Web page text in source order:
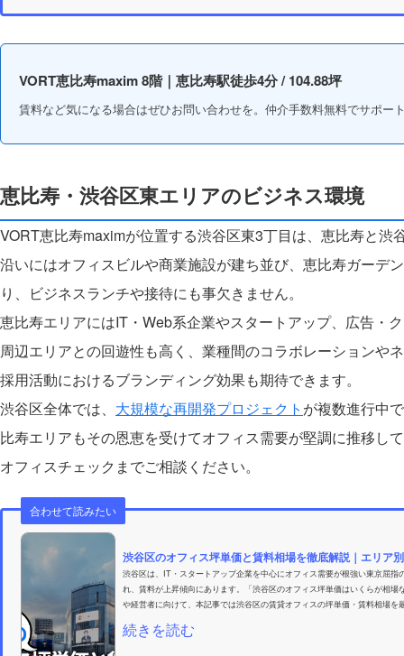
VORT恵比寿maxim 8階｜恵比寿駅徒歩4分 / 104.88坪
賃料など気になる場合はぜひお問い合わせを。仲介手数料無料でサポー
恵比寿・渋谷区東エリアのビジネス環境
VORT恵比寿maximが位置する渋谷区東3丁目は、恵比寿と渋
沿いにはオフィスビルや商業施設が建ち並び、恵比寿ガーデ
り、ビジネスランチや接待にも事欠きません。
恵比寿エリアにはIT・Web系企業やスタートアップ、広告・
周辺エリアとの回遊性も高く、業種間のコラボレーションや
採用活動におけるブランディング効果も期待できます。
渋谷区全体では、 大規模な再開発プロジェクト が複数進行中
比寿エリアもその恩恵を受けてオフィス需要が堅調に推移し
オフィスチェックまでご相談ください。
合わせて読みたい
渋谷区のオフィス坪単価と賃料相場を徹底解説｜エリア
渋谷区は、IT・スタートアップ企業を中心にオフィス需要が根強い東京屈
れ、賃料が上昇傾向にあります。「渋谷区のオフィス坪単価はいくらが相
や経営者に向けて、本記事では渋谷区の賃貸オフィスの坪単価・賃料相場を
続きを読む